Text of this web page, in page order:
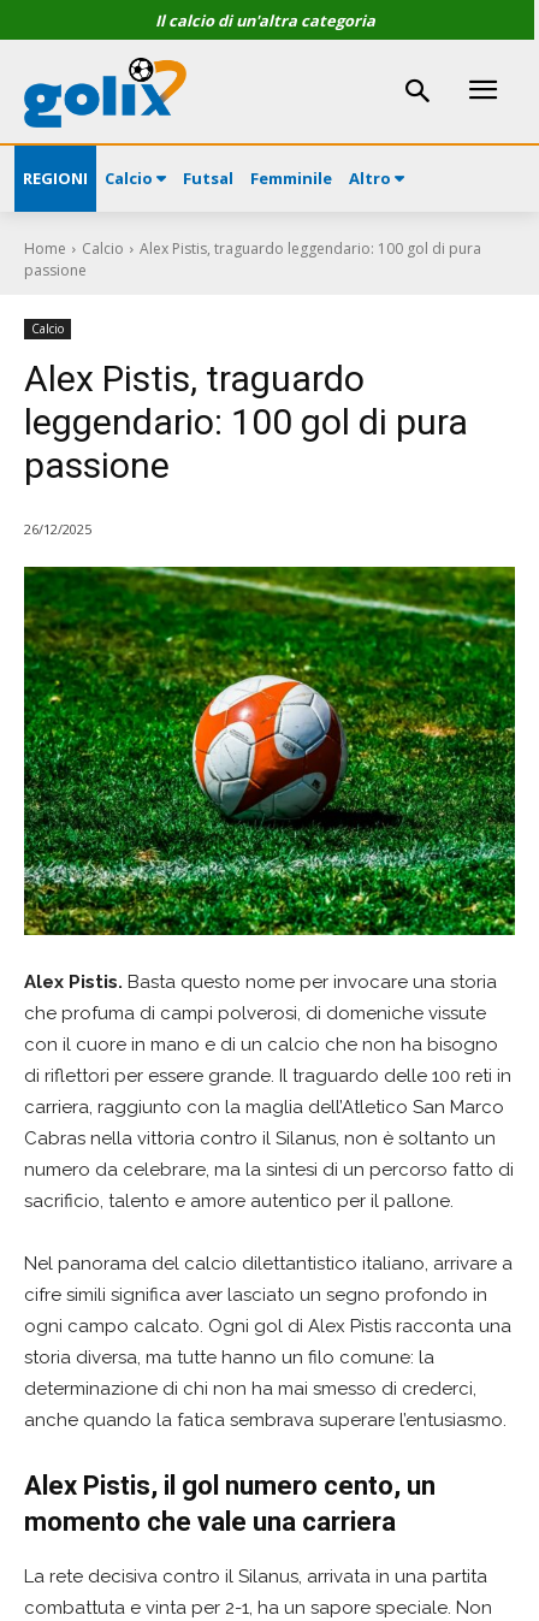
Il calcio di un'altra categoria
REGIONI Calcio Futsal Femminile Altro
Home Calcio
Alex Pistis, traguardo leggendario: 100 gol di pura
passione
Calcio
Alex Pistis, traguardo
leggendario: 100 gol di pura
passione
26/12/2025
Alex Pistis. Basta questo nome per invocare una storia
che profuma di campi polverosi, di domeniche vissute
con il cuore in mano e di un calcio che non ha bisogno
di riflettori per essere grande. Il traguardo delle 100 reti in
carriera, raggiunto con la maglia dell’Atletico San Marco
Cabras nella vittoria contro il Silanus, non è soltanto un
numero da celebrare, ma la sintesi di un percorso fatto di
sacrificio, talento e amore autentico per il pallone.
Nel panorama del calcio dilettantistico italiano, arrivare a
cifre simili significa aver lasciato un segno profondo in
ogni campo calcato. Ogni gol di Alex Pistis racconta una
storia diversa, ma tutte hanno un filo comune: la
determinazione di chi non ha mai smesso di crederci,
anche quando la fatica sembrava superare l’entusiasmo.
Alex Pistis, il gol numero cento, un
momento che vale una carriera
La rete decisiva contro il Silanus, arrivata in una partita
combattuta e vinta per 2-1, ha un sapore speciale. Non